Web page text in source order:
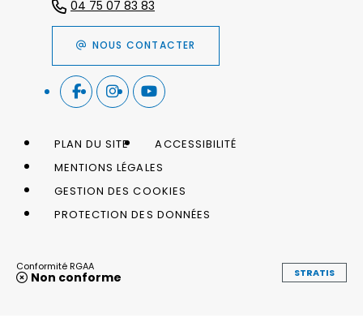
04 75 07 83 83
NOUS CONTACTER
PLAN DU SITE
ACCESSIBILITÉ
MENTIONS LÉGALES
GESTION DES COOKIES
PROTECTION DES DONNÉES
Conformité RGAA
Non conforme STRATIS